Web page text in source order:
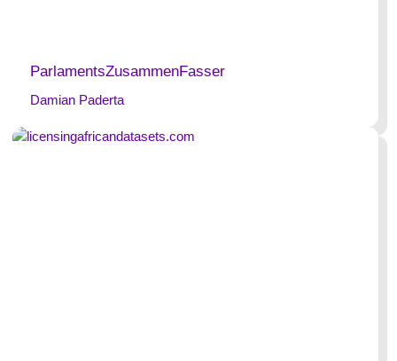
ParlamentsZusammenFasser
Damian Paderta